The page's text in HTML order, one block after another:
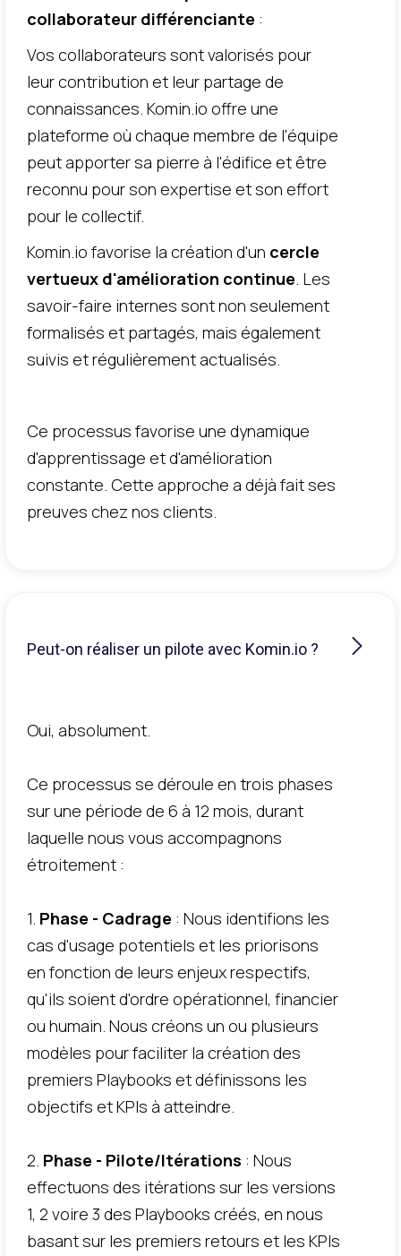
collaborateur différenciante :
Vos collaborateurs sont valorisés pour
leur contribution et leur partage de
connaissances. Komin.io offre une
plateforme où chaque membre de l'équipe
peut apporter sa pierre à l'édifice et être
reconnu pour son expertise et son effort
pour le collectif.
Komin.io favorise la création d'un cercle
vertueux d'amélioration continue. Les
savoir-faire internes sont non seulement
formalisés et partagés, mais également
suivis et régulièrement actualisés.
Ce processus favorise une dynamique
d'apprentissage et d'amélioration
constante. Cette approche a déjà fait ses
preuves chez nos clients.
Peut-on réaliser un pilote avec Komin.io ?
Oui, absolument.
Ce processus se déroule en trois phases
sur une période de 6 à 12 mois, durant
laquelle nous vous accompagnons
étroitement :
1. Phase - Cadrage : Nous identifions les
cas d'usage potentiels et les priorisons
en fonction de leurs enjeux respectifs,
qu'ils soient d'ordre opérationnel, financier
ou humain. Nous créons un ou plusieurs
modèles pour faciliter la création des
premiers Playbooks et définissons les
objectifs et KPIs à atteindre.
2. Phase - Pilote/Itérations : Nous
effectuons des itérations sur les versions
1, 2 voire 3 des Playbooks créés, en nous
basant sur les premiers retours et les KPIs